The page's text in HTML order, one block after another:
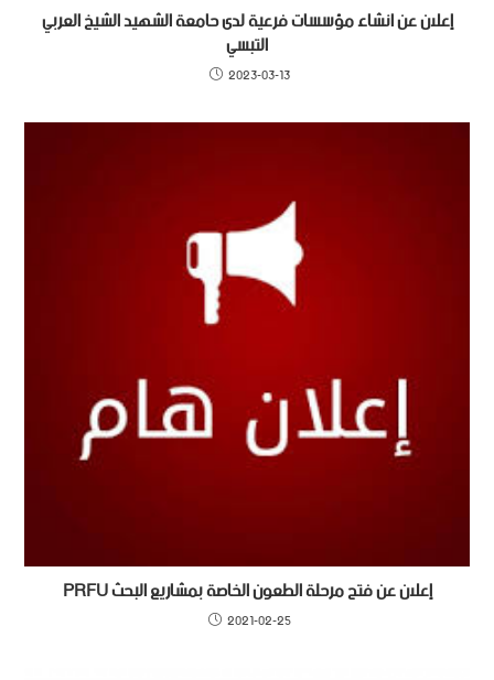
إعلان عن انشاء مؤسسات فرعية لدى حامعة الشهيد الشيخ العربي
التبسي
2023-03-13
إعلان عن فتح مرحلة الطعون الخاصة بمشاريع البحث PRFU
2021-02-25